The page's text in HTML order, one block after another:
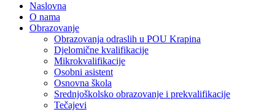
Naslovna
O nama
Obrazovanje
Obrazovanja odraslih u POU Krapina
Djelomične kvalifikacije
Mikrokvalifikacije
Osobni asistent
Osnovna škola
Srednjoškolsko obrazovanje i prekvalifikacije
Tečajevi